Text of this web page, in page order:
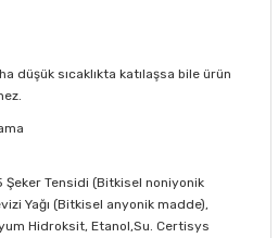
düşük sıcaklıkta katılaşsa bile ürün
Şeker Tensidi (Bitkisel noniyonik
Yağı (Bitkisel anyonik madde),
Hidroksit, Etanol,Su. Certisys